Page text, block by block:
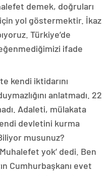
demek, doğruları
yol göstermektir. İkaz
Türkiye’de
ifade
kendi iktidarını
anlatmadı. 22
Adaleti, mülakata
devletini kurma
musunuz?
yok’ dedi. Ben
Cumhurbaşkanı evet